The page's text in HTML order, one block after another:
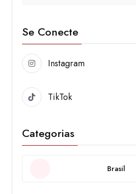
Se Conecte
Instagram
TikTok
Categorias
Brasil